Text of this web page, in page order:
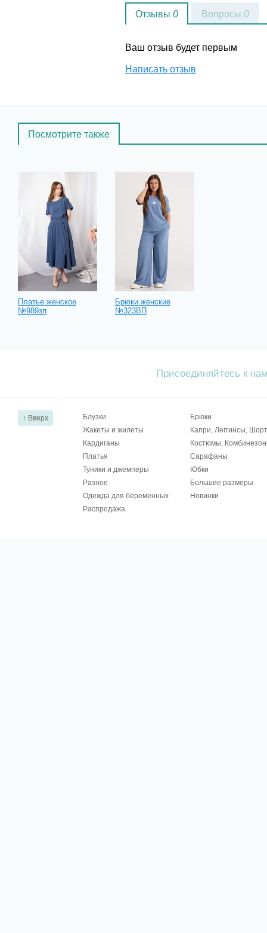
Отзывы 0
Ваш отзыв будет первым
Написать отзыв
Вопросы 0
Посмотрите также
Платье женское
№989зп
Брюки женские
№323ВП
Присоединяйтесь к
↑ Вверх Блузки
Брюки
Жакеты и жилеты
Капри, Леггинсы,
Кардиганы
Костюмы,
Платья
Сарафаны
Туники и джемперы
Юбки
Разное
Большие размеры
Одежда для беременных
Новинки
Распродажа